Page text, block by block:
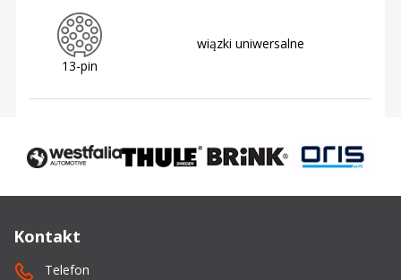
13-pin
wiązki uniwersalne
Kontakt
Telefon